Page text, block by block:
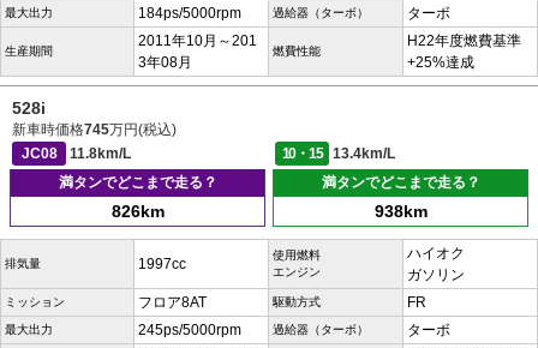
最大出力 184ps/5000rpm 過給器（ターボ） ターボ
生産期間
2011年10月～201
3年08月
燃費性能
H22年度燃費基準
+25%達成
528i
新車時価格745万円(税込)
JC08
11.8km/L 10・15
13.4km/L
満タンでどこまで走る？
826km
満タンでどこまで走る？
938km
排気量 1997cc
使用燃料
エンジン
ハイオク
ガソリン
ミッション フロア8AT 駆動方式 FR
最大出力 245ps/5000rpm 過給器（ターボ） ターボ